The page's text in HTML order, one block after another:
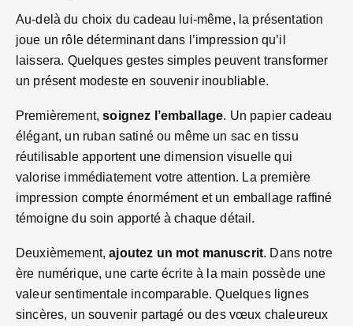
Au-delà du choix du cadeau lui-même, la présentation
joue un rôle déterminant dans l’impression qu’il
laissera. Quelques gestes simples peuvent transformer
un présent modeste en souvenir inoubliable.
Premièrement,soignez l’emballage. Un papier cadeau
élégant, un ruban satiné ou même un sac en tissu
réutilisable apportent une dimension visuelle qui
valorise immédiatement votre attention. La première
impression compte énormément et un emballage raffiné
témoigne du soin apporté à chaque détail.
Deuxièmement,ajoutez un mot manuscrit. Dans notre
ère numérique, une carte écrite à la main possède une
valeur sentimentale incomparable. Quelques lignes
sincères, un souvenir partagé ou des vœux chaleureux